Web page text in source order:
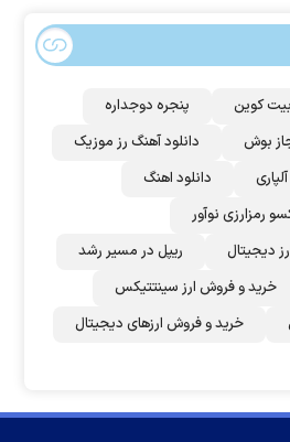
کوین
پنجره دوجداره
بوش
دانلود آهنگ رز‌ موزیک
آلپاری
دانلود اهنگ
رمزارزی نوآور
دیجیتال
ریپل در مسیر رشد
خرید و فروش ارز سینتتیکس
خرید و فروش ارزهای دیجیتال